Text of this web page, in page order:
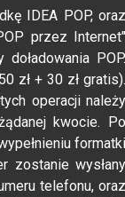
IDEA POP, oraz
przez Internet"
POP.
zł + 30 zł gratis).
operacji należy
kwocie. Po
formatki
zostanie wysłany
telefonu, oraz